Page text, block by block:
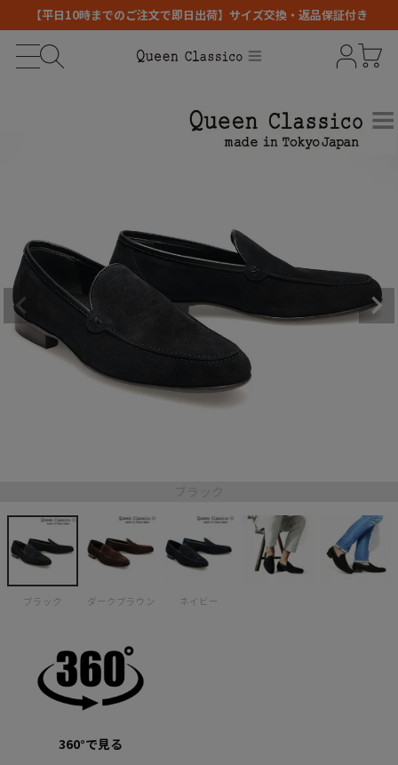
【平日10時までのご注文で即日出荷】サイズ交換・返品保証付き
ブラック ダークブラウン ネイビー
360°で見る